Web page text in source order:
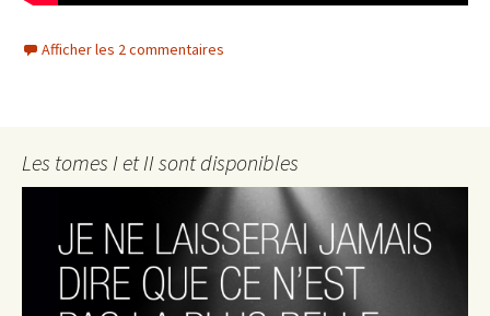
Afficher les 2 commentaires
Les tomes I et II sont disponibles